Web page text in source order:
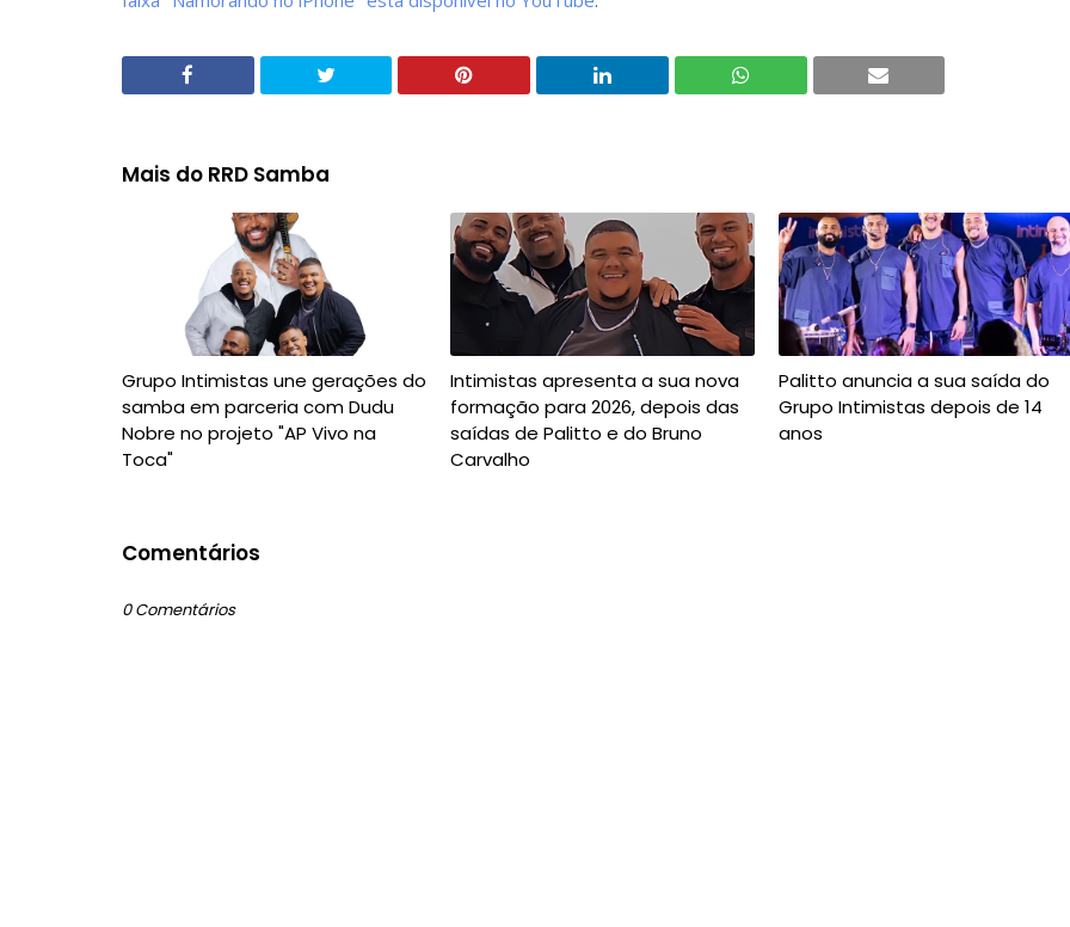
Mais do RRD Samba
Grupo Intimistas une gerações do
samba em parceria com Dudu
Nobre no projeto "AP Vivo na
Toca"
Intimistas apresenta a sua nova
formação para 2026, depois das
saídas de Palitto e do Bruno
Carvalho
Palitto anuncia a sua saída do
Grupo Intimistas depois de 14
anos
Comentários
0 Comentários